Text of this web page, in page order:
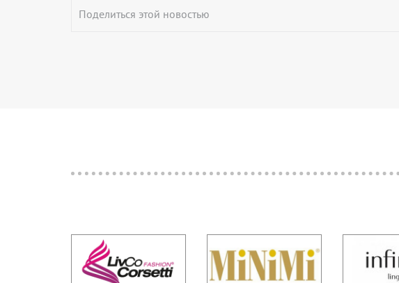
Поделиться этой новостью